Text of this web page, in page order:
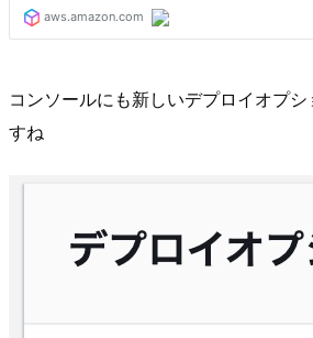
コンソールにも新しいデプロイオプ
すね